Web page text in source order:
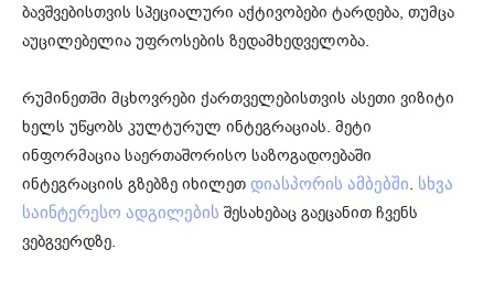
ბავშვებისთვის სპეციალური აქტივობები ტარდება, თუმცა
აუცილებელია უფროსების ზედამხედველობა.
რუმინეთში მცხოვრები ქართველებისთვის ასეთი ვიზიტი
ხელს უწყობს კულტურულ ინტეგრაციას. მეტი
ინფორმაცია საერთაშორისო საზოგადოებაში
ინტეგრაციის გზებზე იხილეთ დიასპორის ამბებში. სხვა
საინტერესო ადგილების შესახებაც გაეცანით ჩვენს
ვებგვერდზე.